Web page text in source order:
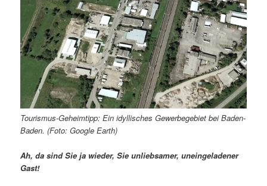
Tourismus-Geheimtipp: Ein idyllisches Gewerbegebiet bei Baden-
Baden. (Foto: Google Earth)
Ah, da sind Sie ja wieder, Sie unliebsamer, uneingeladener
Gast!